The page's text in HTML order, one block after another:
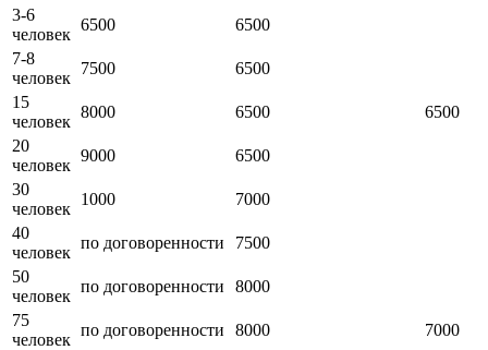
3-6
человек
6500 6500
6500
7-8
человек
7500
6500
15
человек
8000
6500
20
человек
9000
6500
30
человек
1000
7000
40
человек
по договоренности 7500
7000
50
человек
по договоренности
8000
75
человек
по договоренности
8000